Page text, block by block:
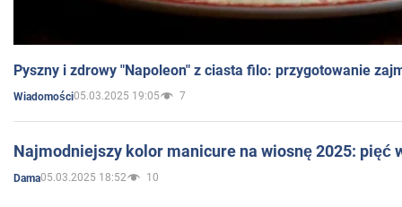
Pyszny i zdrowy "Napoleon" z ciasta filo: przygotowanie
Wiadomości05.03.2025 19:05 7
Najmodniejszy kolor manicure na wiosnę 2025: pięć
Dama05.03.2025 18:52 10